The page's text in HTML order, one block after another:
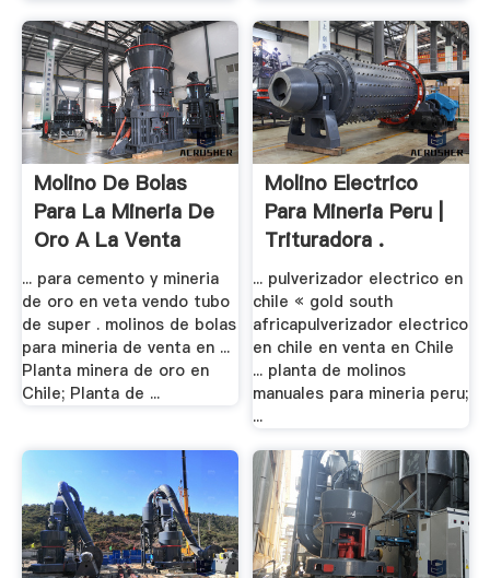
Molino De Bolas
Para La Mineria De
Oro A La Venta
... para cemento y mineria
de oro en veta vendo tubo
de super . molinos de bolas
para mineria de venta en ...
Planta minera de oro en
Chile; Planta de ...
Molino Electrico
Para Mineria Peru |
Trituradora .
... pulverizador electrico en
chile « gold south
africapulverizador electrico
en chile en venta en Chile
... planta de molinos
manuales para mineria peru;
...